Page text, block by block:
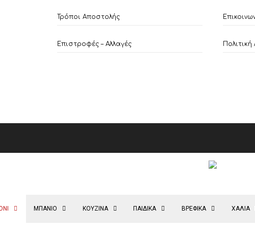
Τρόποι Αποστολής
Επιστροφές – Αλλαγές
ΜΠΑΝΙΟ ΚΟΥΖΙΝΑ ΠΑΙΔΙΚΑ ΒΡΕΦΙΚΑ ΧΑΛΙΑ